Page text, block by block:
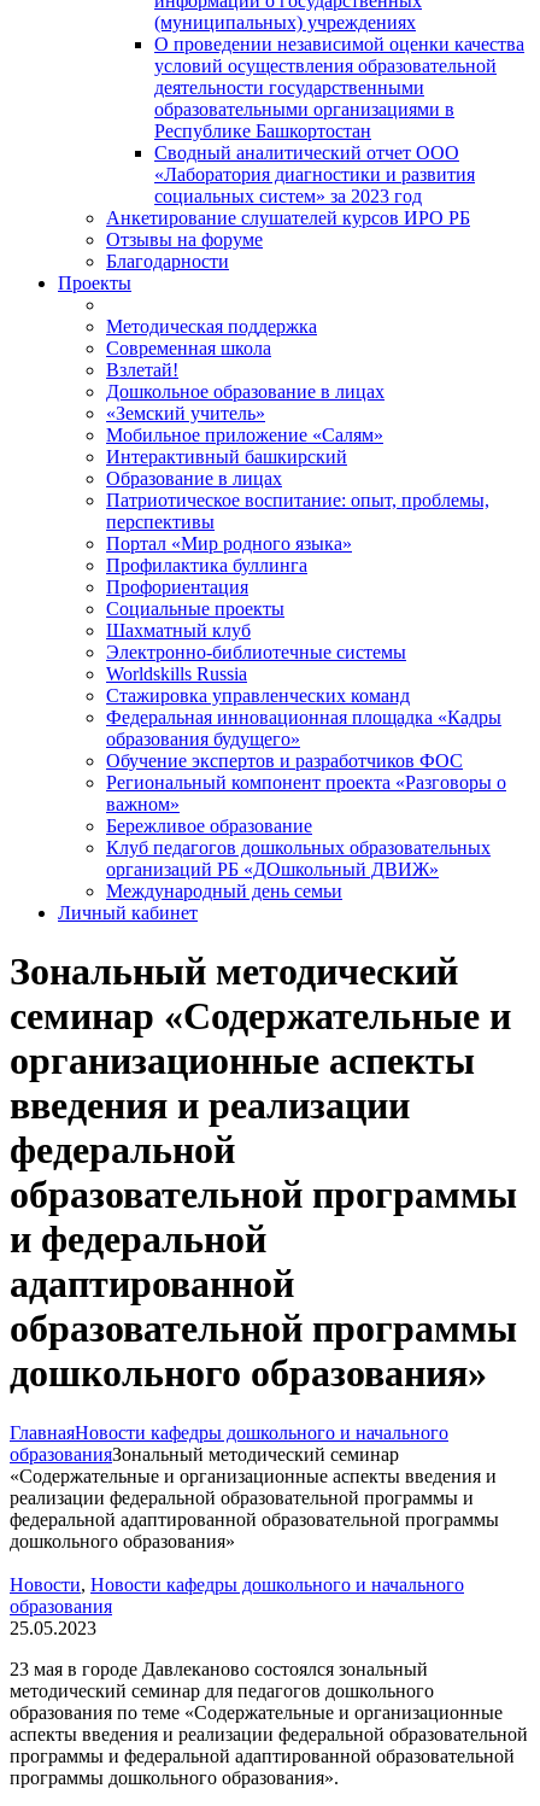
(муниципальных) учреждениях
О проведении независимой оценки качества
условий осуществления образовательной
деятельности государственными
образовательными организациями в
Республике Башкортостан
Сводный аналитический отчет ООО
«Лаборатория диагностики и развития
социальных систем» за 2023 год
Анкетирование слушателей курсов ИРО РБ
Отзывы на форуме
Благодарности
Проекты
Методическая поддержка
Современная школа
Взлетай!
Дошкольное образование в лицах
«Земский учитель»
Мобильное приложение «Салям»
Интерактивный башкирский
Образование в лицах
Патриотическое воспитание: опыт, проблемы,
перспективы
Портал «Мир родного языка»
Профилактика буллинга
Профориентация
Социальные проекты
Шахматный клуб
Электронно-библиотечные системы
Worldskills Russia
Стажировка управленческих команд
Федеральная инновационная площадка «Кадры
образования будущего»
Обучение экспертов и разработчиков ФОС
Региональный компонент проекта «Разговоры о
важном»
Бережливое образование
Клуб педагогов дошкольных образовательных
организаций РБ «ДОшкольный ДВИЖ»
Международный день семьи
Личный кабинет
Зональный методический
семинар «Содержательные и
организационные аспекты
введения и реализации
федеральной
образовательной программы
и федеральной
адаптированной
образовательной программы
дошкольного образования»
ГлавнаяНовости кафедры дошкольного и начального
образованияЗональный методический семинар
«Содержательные и организационные аспекты введения и
реализации федеральной образовательной программы и
федеральной адаптированной образовательной программы
дошкольного образования»
Новости, Новости кафедры дошкольного и начального
образования
25.05.2023
23 мая в городе Давлеканово состоялся зональный
методический семинар для педагогов дошкольного
образования по теме «Содержательные и организационные
аспекты введения и реализации федеральной образовательной
программы и федеральной адаптированной образовательной
программы дошкольного образования».